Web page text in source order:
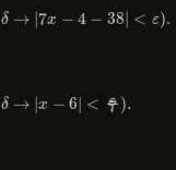
δ → |7x − 4 − 38| < ε).
→ |7 x− 38 ε).
δ → |x − 6| < ε
7 ).
→ x − 7)